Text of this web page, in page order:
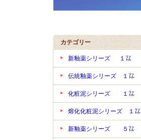
カテゴリー
新釉薬シリーズ １㍑
伝統釉薬シリーズ １㍑
化粧泥シリーズ １㍑
熔化化粧泥シリーズ １㍑
新釉薬シリーズ ５㍑